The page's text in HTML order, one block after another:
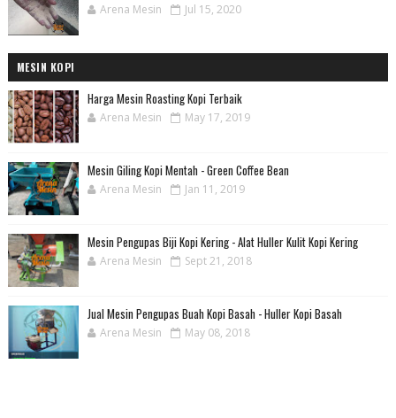
Arena Mesin Jul 15, 2020
MESIN KOPI
Harga Mesin Roasting Kopi Terbaik
Arena Mesin May 17, 2019
Mesin Giling Kopi Mentah - Green Coffee Bean
Arena Mesin Jan 11, 2019
Mesin Pengupas Biji Kopi Kering - Alat Huller Kulit Kopi Kering
Arena Mesin Sept 21, 2018
Jual Mesin Pengupas Buah Kopi Basah - Huller Kopi Basah
Arena Mesin May 08, 2018